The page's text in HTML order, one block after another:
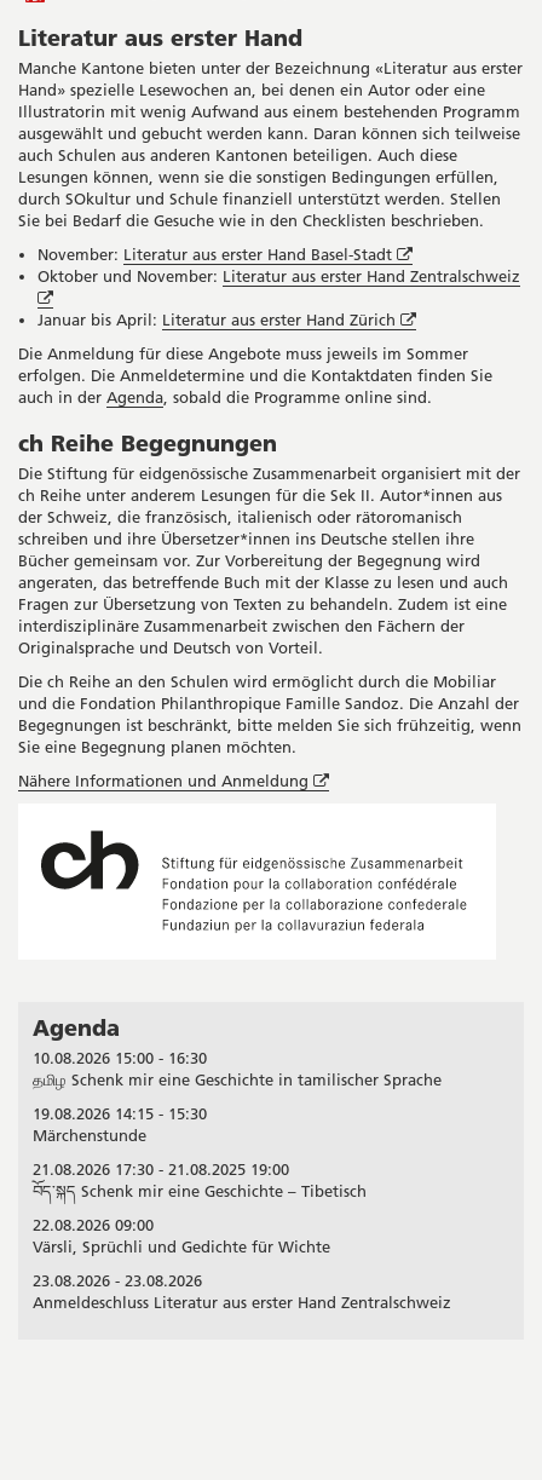
Literatur aus erster Hand
Manche Kantone bieten unter der Bezeichnung «Literatur aus erster
Hand» spezielle Lesewochen an, bei denen ein Autor oder eine
Illustratorin mit wenig Aufwand aus einem bestehenden Programm
ausgewählt und gebucht werden kann. Daran können sich teilweise
auch Schulen aus anderen Kantonen beteiligen. Auch diese
Lesungen können, wenn sie die sonstigen Bedingungen erfüllen,
durch SOkultur und Schule finanziell unterstützt werden. Stellen
Sie bei Bedarf die Gesuche wie in den Checklisten beschrieben.
November: Literatur aus erster Hand Basel-Stadt
Öffnet
in
Fenster
Oktober und November: Literatur aus erster Hand Zentralschweiz
Öffnet
in
Fenster
Januar bis April: Literatur aus erster Hand Zürich
Öffnet
neuem
Fenster
Die Anmeldung für diese Angebote muss jeweils im Sommer
erfolgen. Die Anmeldetermine und die Kontaktdaten finden Sie
auch in der Agenda , sobald die Programme online sind.
ch Reihe Begegnungen
Die Stiftung für eidgenössische Zusammenarbeit organisiert mit der
ch Reihe unter anderem Lesungen für die Sek II. Autor*innen aus
der Schweiz, die französisch, italienisch oder rätoromanisch
schreiben und ihre Übersetzer*innen ins Deutsche stellen ihre
Bücher gemeinsam vor. Zur Vorbereitung der Begegnung wird
angeraten, das betreffende Buch mit der Klasse zu lesen und auch
Fragen zur Übersetzung von Texten zu behandeln. Zudem ist eine
interdisziplinäre Zusammenarbeit zwischen den Fächern der
Originalsprache und Deutsch von Vorteil.
Die ch Reihe an den Schulen wird ermöglicht durch die Mobiliar
und die Fondation Philanthropique Famille Sandoz. Die Anzahl der
Begegnungen ist beschränkt, bitte melden Sie sich frühzeitig, wenn
Sie eine Begegnung planen möchten.
Nähere Informationen und Anmeldung
Öffnet
Seitenleiste
Agenda
10.08.2026 15:00 - 16:30
தமிழ Schenk mir eine Geschichte in tamilischer Sprache
19.08.2026 14:15 - 15:30
Märchenstunde
21.08.2026 17:30 - 21.08.2025 19:00
བོད་སྐད Schenk mir eine Geschichte – Tibetisch
22.08.2026 09:00
Värsli, Sprüchli und Gedichte für Wichte
23.08.2026 - 23.08.2026
Anmeldeschluss Literatur aus erster Hand Zentralschweiz